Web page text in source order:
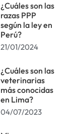
¿Cuáles son las
razas PPP
según la ley en
Perú?
21/01/2024
¿Cuáles son las
veterinarias
más conocidas
en Lima?
04/07/2023